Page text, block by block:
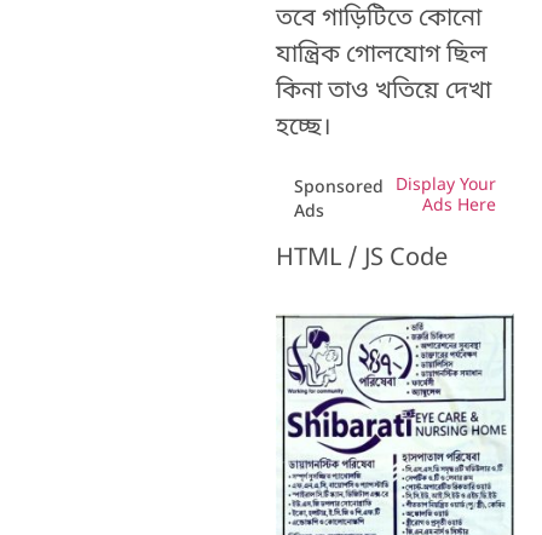
তবে গাড়িটিতে কোনো
যান্ত্রিক গোলযোগ ছিল
কিনা তাও খতিয়ে দেখা
হচ্ছে।
Sponsored
Ads
Display Your
Ads Here
HTML / JS Code